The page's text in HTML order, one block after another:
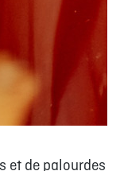
et de palourdes